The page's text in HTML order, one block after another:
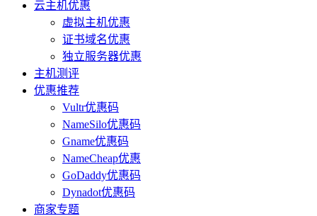
云主机优惠
虚拟主机优惠
证书域名优惠
独立服务器优惠
主机测评
优惠推荐
Vultr优惠码
NameSilo优惠码
Gname优惠码
NameCheap优惠
GoDaddy优惠码
Dynadot优惠码
商家专题